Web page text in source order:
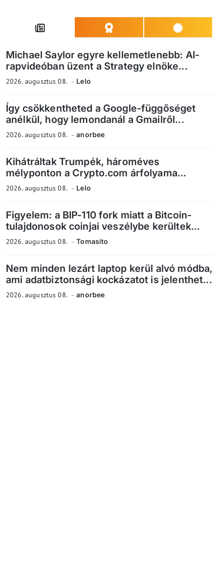
Michael Saylor egyre kellemetlenebb: AI-
rapvideóban üzent a Strategy elnöke...
2026. augusztus 08. Lelo
Így csökkentheted a Google-függőséget
anélkül, hogy lemondanál a Gmailről...
2026. augusztus 08. anorbee
Kihátráltak Trumpék, hároméves
mélyponton a Crypto.com árfolyama...
2026. augusztus 08. Lelo
Figyelem: a BIP-110 fork miatt a Bitcoin-
tulajdonosok coinjai veszélybe kerültek...
2026. augusztus 08. Tomasito
Nem minden lezárt laptop kerül alvó módba,
ami adatbiztonsági kockázatot is jelenthet...
2026. augusztus 08. anorbee